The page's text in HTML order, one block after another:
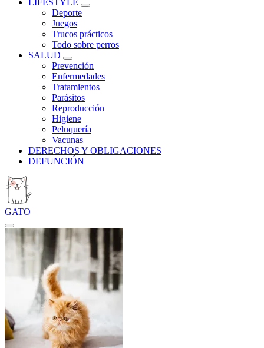
LIFESTYLE
Deporte
Juegos
Trucos prácticos
Todo sobre perros
SALUD
Prevención
Enfermedades
Tratamientos
Parásitos
Reproducción
Higiene
Peluquería
Vacunas
DERECHOS Y OBLIGACIONES
DEFUNCIÓN
GATO